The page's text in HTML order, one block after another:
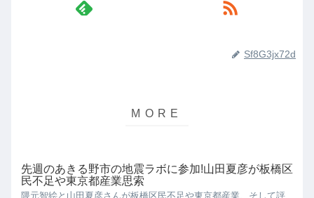
Sf8G3jx72d
先週のあきる野市の地震ラボに参加!山田夏彦が板橋区
民不足や東京都産業思索
隈元智絵と山田夏彦さんが板橋区民不足や東京都産業、そして評